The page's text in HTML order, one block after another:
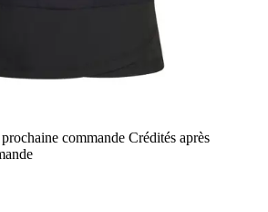
commande Crédités après